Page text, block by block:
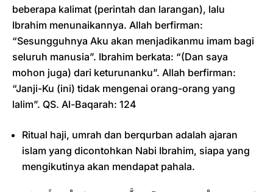
beberapa kalimat (perintah dan larangan), lalu
Ibrahim menunaikannya. Allah berfirman:
“Sesungguhnya Aku akan menjadikanmu imam bagi
seluruh manusia”. Ibrahim berkata: “(Dan saya
mohon juga) dari keturunanku”. Allah berfirman:
“Janji-Ku (ini) tidak mengenai orang-orang yang
lalim”. QS. Al-Baqarah: 124
Ritual haji, umrah dan berqurban adalah ajaran
islam yang dicontohkan Nabi Ibrahim, siapa yang
mengikutinya akan mendapat pahala.